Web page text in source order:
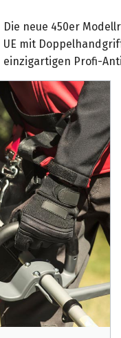
Die neue 450er
UE mit
einzigartigen Profi-